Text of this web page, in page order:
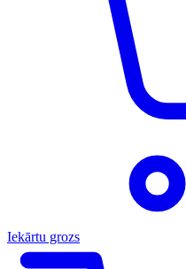
Iekārtu grozs